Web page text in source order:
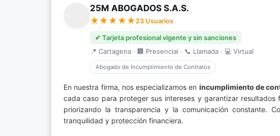
25M ABOGADOS S.A.S.
23 Usuarios
✔ Tarjeta profesional vigente y sin sanciones
📍 Cartagena · 🏢 Presencial · 📞 Llamada · 💻 Virtual
Abogado de Incumplimiento de Contratos
En nuestra firma, nos especializamos en incumplimiento de
cada caso para proteger sus intereses y garantizar
priorizando la transparencia y la comunicación constante.
tranquilidad y protección financiera.